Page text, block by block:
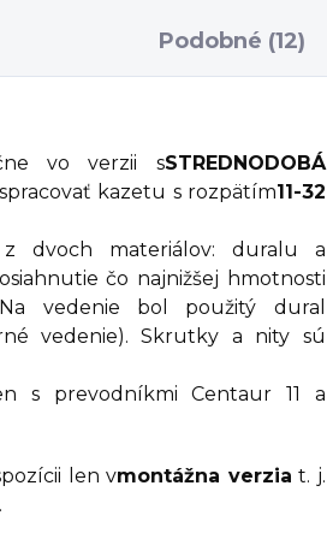
Podobné (12)
vo verzii sSTREDNODOBÁ
kazetu s rozpätím11-32
dvoch materiálov: duralu a
čo najnižšej hmotnosti
vedenie bol použitý dural
vedenie). Skrutky a nity sú
s prevodníkmi Centaur 11 a
len vmontážna verzia t. j.